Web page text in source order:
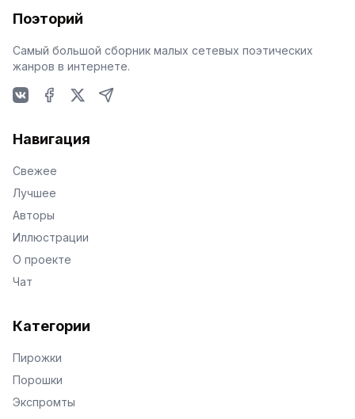
Поэторий
Самый большой сборник малых сетевых поэтических
жанров в интернете.
Навигация
Свежее
Лучшее
Авторы
Иллюстрации
О проекте
Чат
Категории
Пирожки
Порошки
Экспромты